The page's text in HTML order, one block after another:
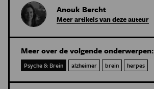
Anouk Bercht
Meer artikels van deze auteur
Meer over de volgende onderwerpen:
Psyche & Brein alzheimer brein herpes